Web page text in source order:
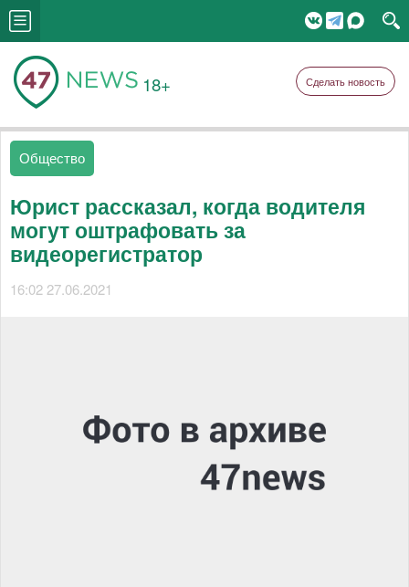
18+ Сделать новость
Общество
Юрист рассказал, когда водителя
могут оштрафовать за
видеорегистратор
16:02 27.06.2021